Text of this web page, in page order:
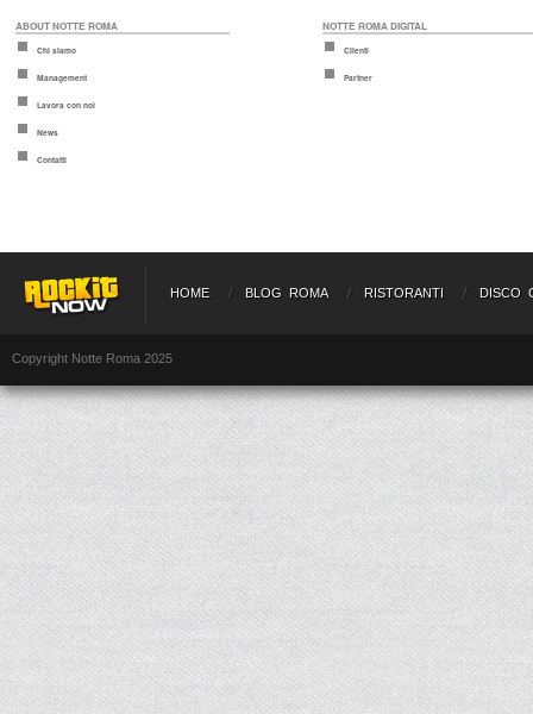
ABOUT NOTTE ROMA
Chi siamo
Management
Lavora con noi
News
Contatti
NOTTE ROMA DIGITAL
Clienti
Partner
HOME BLOG ROMA RISTORANTI DISCO
Copyright Notte Roma 2025